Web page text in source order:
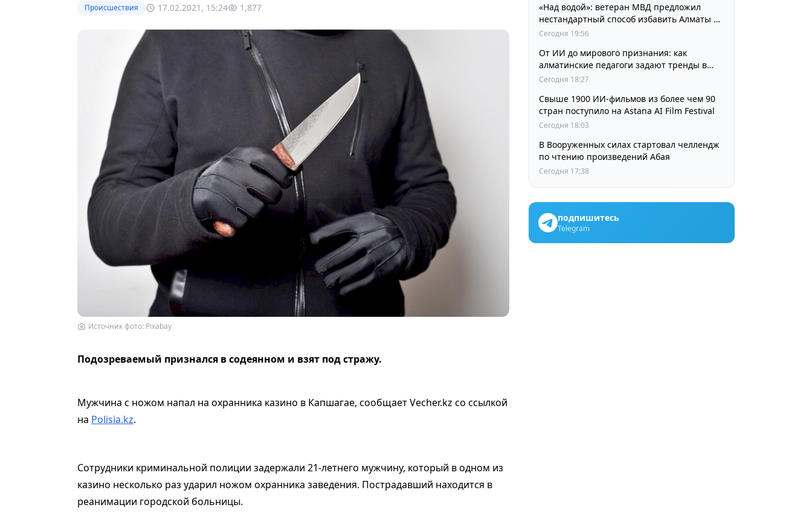
Происшествия 17.02.2021, 15:24 1,877
Источник фото: Рixabay
Подозреваемый признался в содеянном и взят под стражу.
Мужчина с ножом напал на охранника казино в Капшагае, сообщает Vecher.kz со ссылкой
на Polisia.kz.
Сотрудники криминальной полиции задержали 21-летнего мужчину, который в одном из
казино несколько раз ударил ножом охранника заведения. Пострадавший находится в
реанимации городской больницы.
«Над водой»: ветеран МВД предложил
нестандартный способ избавить Алматы от
пробок и смога
Сегодня 19:56
От ИИ до мирового признания: как
алматинские педагоги задают тренды в
изучении языков
Сегодня 18:27
Свыше 1900 ИИ-фильмов из более чем 90
стран поступило на Astana AI Film Festival
Сегодня 18:03
В Вооруженных силах стартовал челлендж
по чтению произведений Абая
Сегодня 17:38
подпишитесь
Telegram